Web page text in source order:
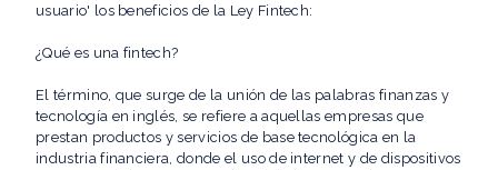
usuario' los beneficios de la Ley Fintech:
¿Qué es una fintech?
El término, que surge de la unión de las palabras finanzas y
tecnología en inglés, se refiere a aquellas empresas que
prestan productos y servicios de base tecnológica en la
industria financiera, donde el uso de internet y de dispositivos